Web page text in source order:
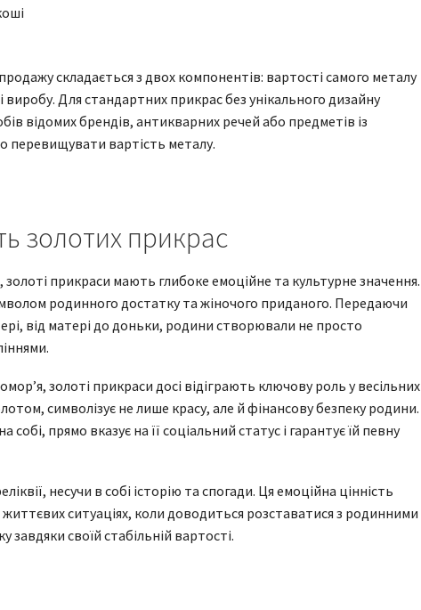
складається з двох компонентів: вартості самого металу
Для стандартних прикрас без унікального дизайну
відомих брендів, антикварних речей або предметів із
перевищувати вартість металу.
золотих прикрас
золоті прикраси мають глибоке емоційне та культурне значення.
родинного достатку та жіночого приданого. Передаючи
від матері до доньки, родини створювали не просто
золоті прикраси досі відіграють ключову роль у весільних
символізує не лише красу, але й фінансову безпеку родини.
прямо вказує на її соціальний статус і гарантує їй певну
несучи в собі історію та спогади. Ця емоційна цінність
ситуаціях, коли доводиться розставатися з родинними
своїй стабільній вартості.